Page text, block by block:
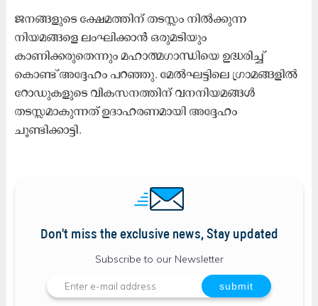
ജനങ്ങളുടെ ക്ഷേമത്തിന് തടസ്സം നിൽക്കുന്ന
നിയമങ്ങളെ ലംഘിക്കാൻ ഒരുമടിയും
കാണിക്കരുതെന്നും മഹാത്മഗാന്ധിയെ ഉദ്ധരിച്ച്
കൊണ്ട് അദ്ദേഹം പറഞ്ഞു. മേൽഘട്ടിലെ ഗ്രാമങ്ങളിൽ
റോഡുകളുടെ വികസനത്തിന് വനനിയമങ്ങൾ
തടസ്സമാകുന്നത് ഉദാഹരണമായി അദ്ദേഹം
ചൂണ്ടിക്കാട്ടി.
Don't miss the exclusive news, Stay updated
Subscribe to our Newsletter